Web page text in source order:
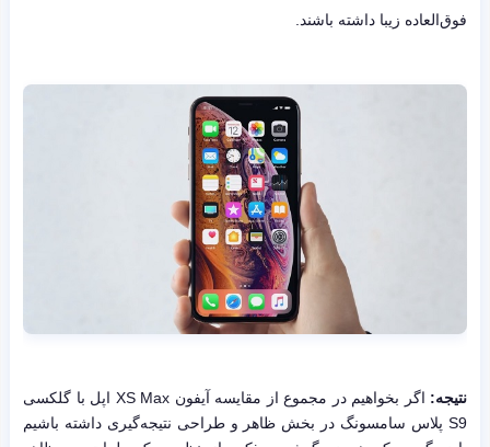
فوق‌العاده زیبا داشته باشند.
نتیجه:
اگر بخواهیم در مجموع از مقایسه آیفون XS Max اپل با گلکسی
S9 پلاس سامسونگ در بخش ظاهر و طراحی نتیجه‌گیری داشته باشیم